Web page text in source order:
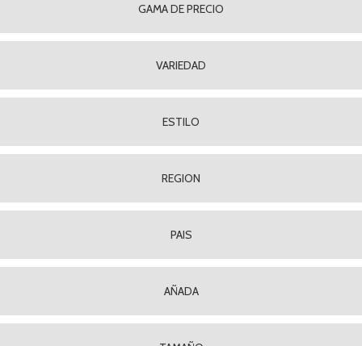
GAMA DE PRECIO
VARIEDAD
ESTILO
REGION
PAIS
AÑADA